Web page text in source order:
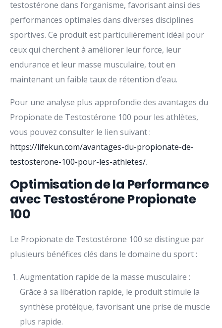
testostérone dans l’organisme, favorisant ainsi des
performances optimales dans diverses disciplines
sportives. Ce produit est particulièrement idéal pour
ceux qui cherchent à améliorer leur force, leur
endurance et leur masse musculaire, tout en
maintenant un faible taux de rétention d’eau.
Pour une analyse plus approfondie des avantages du
Propionate de Testostérone 100 pour les athlètes,
vous pouvez consulter le lien suivant :
https://lifekun.com/avantages-du-propionate-de-
testosterone-100-pour-les-athletes/.
Optimisation de la Performance
avec Testostérone Propionate
100
Le Propionate de Testostérone 100 se distingue par
plusieurs bénéfices clés dans le domaine du sport :
Augmentation rapide de la masse musculaire :
Grâce à sa libération rapide, le produit stimule la
synthèse protéique, favorisant une prise de muscle
plus rapide.